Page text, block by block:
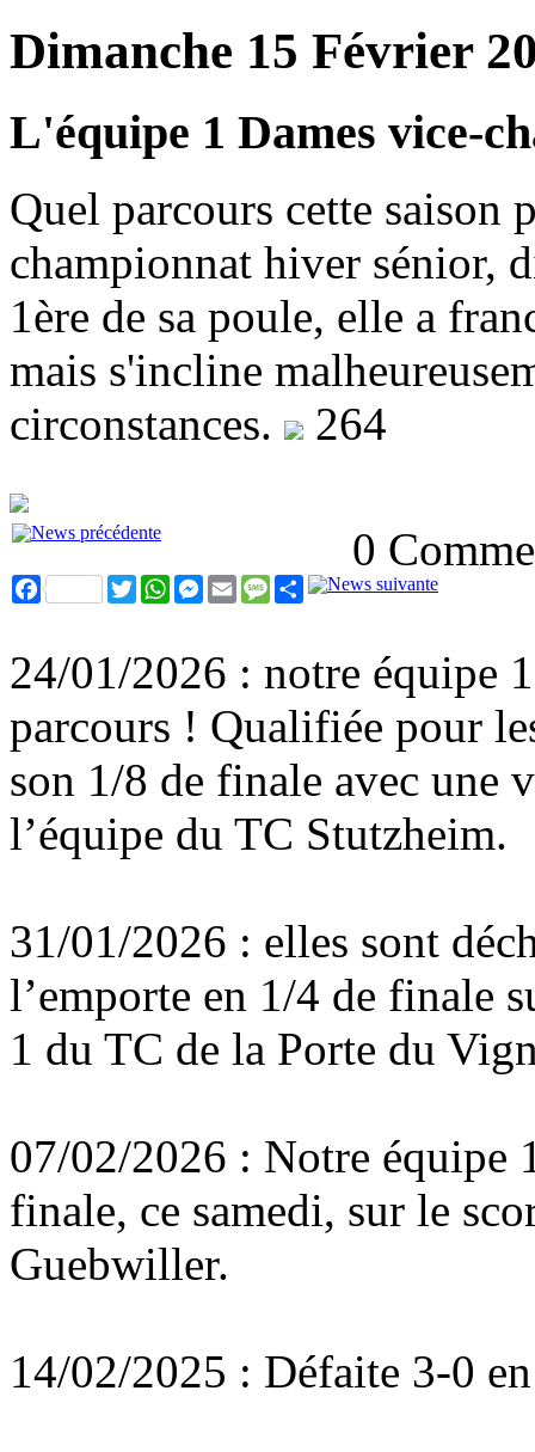
Dimanche 15 Février
L'équipe 1 Dames vice-
Quel parcours cette saison
championnat hiver sénior,
1ère de sa poule, elle a
mais s'incline
circonstances.
264
0
Facebook TwitterWhatsApp
Messenger
EmailMessagePartager
24/01/2026 : notre équipe
parcours ! Qualifiée pour
son 1/8 de finale avec une
l’équipe du TC Stutzheim.
31/01/2026 : elles sont
l’emporte en 1/4 de finale
1 du TC de la Porte du
07/02/2026 : Notre équipe
finale, ce samedi, sur le
Guebwiller.
14/02/2025 : Défaite 3-0